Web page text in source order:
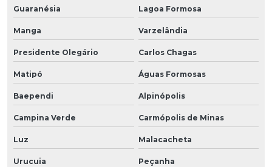
Guaranésia Lagoa Formosa
Manga Varzelândia
Presidente Olegário Carlos Chagas
Matipó Águas Formosas
Baependi Alpinópolis
Campina Verde Carmópolis de Minas
Luz Malacacheta
Urucuia Peçanha